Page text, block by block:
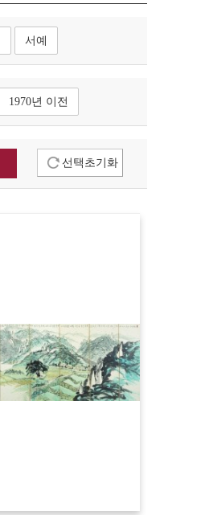
서예
1970년 이전
선택초기화